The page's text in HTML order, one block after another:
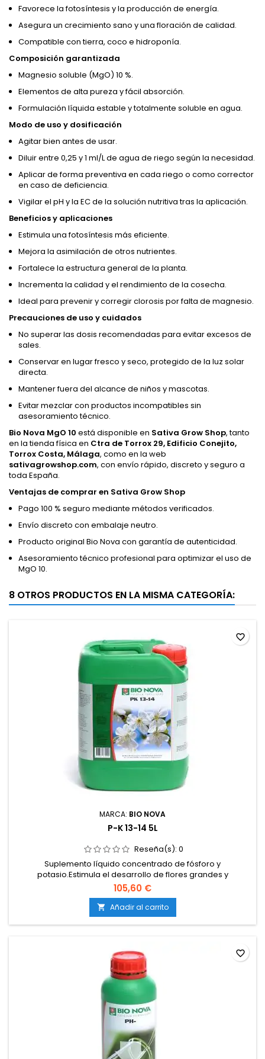
Favorece la fotosíntesis y la producción de energía.
Asegura un crecimiento sano y una floración de calidad.
Compatible con tierra, coco e hidroponía.
Composición garantizada
Magnesio soluble (MgO) 10 %.
Elementos de alta pureza y fácil absorción.
Formulación líquida estable y totalmente soluble en agua.
Modo de uso y dosificación
Agitar bien antes de usar.
Diluir entre 0,25 y 1 ml/L de agua de riego según la necesidad.
Aplicar de forma preventiva en cada riego o como corrector
en caso de deficiencia.
Vigilar el pH y la EC de la solución nutritiva tras la aplicación.
Beneficios y aplicaciones
Estimula una fotosíntesis más eficiente.
Mejora la asimilación de otros nutrientes.
Fortalece la estructura general de la planta.
Incrementa la calidad y el rendimiento de la cosecha.
Ideal para prevenir y corregir clorosis por falta de magnesio.
Precauciones de uso y cuidados
No superar las dosis recomendadas para evitar excesos de
sales.
Conservar en lugar fresco y seco, protegido de la luz solar
directa.
Mantener fuera del alcance de niños y mascotas.
Evitar mezclar con productos incompatibles sin
asesoramiento técnico.
Bio Nova MgO 10 está disponible en Sativa Grow Shop, tanto
en la tienda física en Ctra de Torrox 29, Edificio Conejito,
Torrox Costa, Málaga, como en la web
sativagrowshop.com, con envío rápido, discreto y seguro a
toda España.
Ventajas de comprar en Sativa Grow Shop
Pago 100 % seguro mediante métodos verificados.
Envío discreto con embalaje neutro.
Producto original Bio Nova con garantía de autenticidad.
Asesoramiento técnico profesional para optimizar el uso de
MgO 10.
8 OTROS PRODUCTOS EN LA MISMA CATEGORÍA:
MARCA: BIO NOVA
P-K 13-14 5L
Reseña(s): 0
Suplemento líquido concentrado de fósforo y
potasio.Estimula el desarrollo de flores grandes y
compactas.Incrementa la producción de resina, aroma y
sabor.Mejora la transferencia de energía y la formación de
azúcares.Compatible con todos los sistemas de cultivo.
105,60 €
 Añadir al carrito
favorite_border
favorite_border